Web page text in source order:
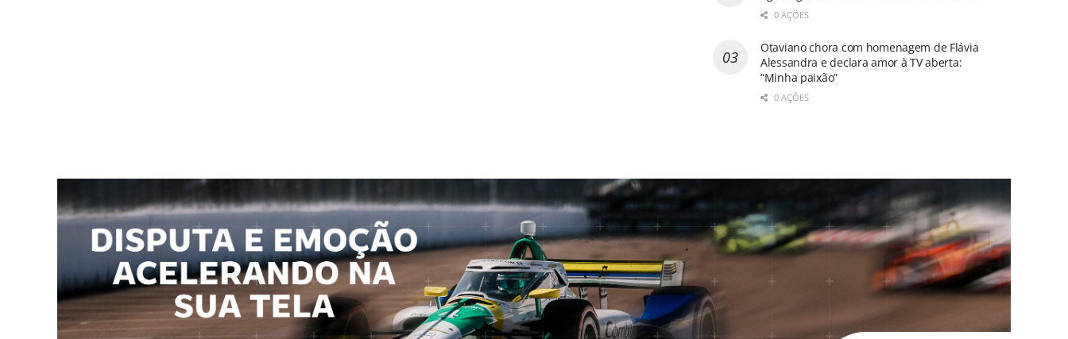
0 AÇÕES
Otaviano chora com homenagem de Flávia
Alessandra e declara amor à TV aberta:
“Minha paixão”
0 AÇÕES